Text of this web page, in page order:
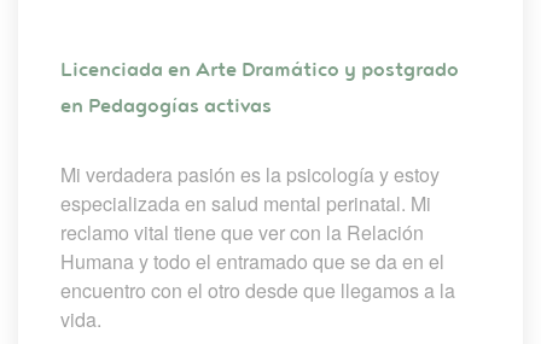
Licenciada en Arte Dramático y postgrado
en Pedagogías activa
Mi verdadera pasión es la psicología y estoy
especializada en salud mental perinatal. Mi
reclamo vital tiene que ver con la Relación
Humana y todo el entramado que se da en el
encuentro con el otro desde que llegamos a la
vida.